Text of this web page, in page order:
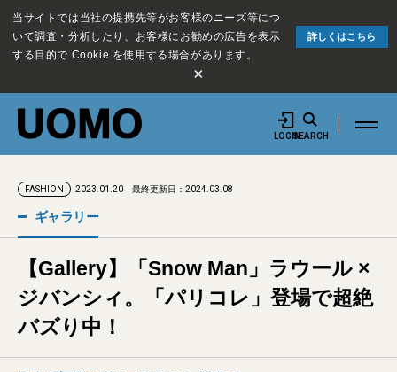
当サイトでは当社の提携先等がお客様のニーズ等につ
いて調査・分析したり、お客様にお勧めの広告を表示
する目的で Cookie を使用する場合があります。
詳しくはこちら
×
LOGINSEARCH
FASHION 2023.01.20 最終更新日：2024.03.08
ギャラリー
【Gallery】「Snow Man」ラウール ×
ジバンシィ。「パリコレ」登場で超絶
バズり中！